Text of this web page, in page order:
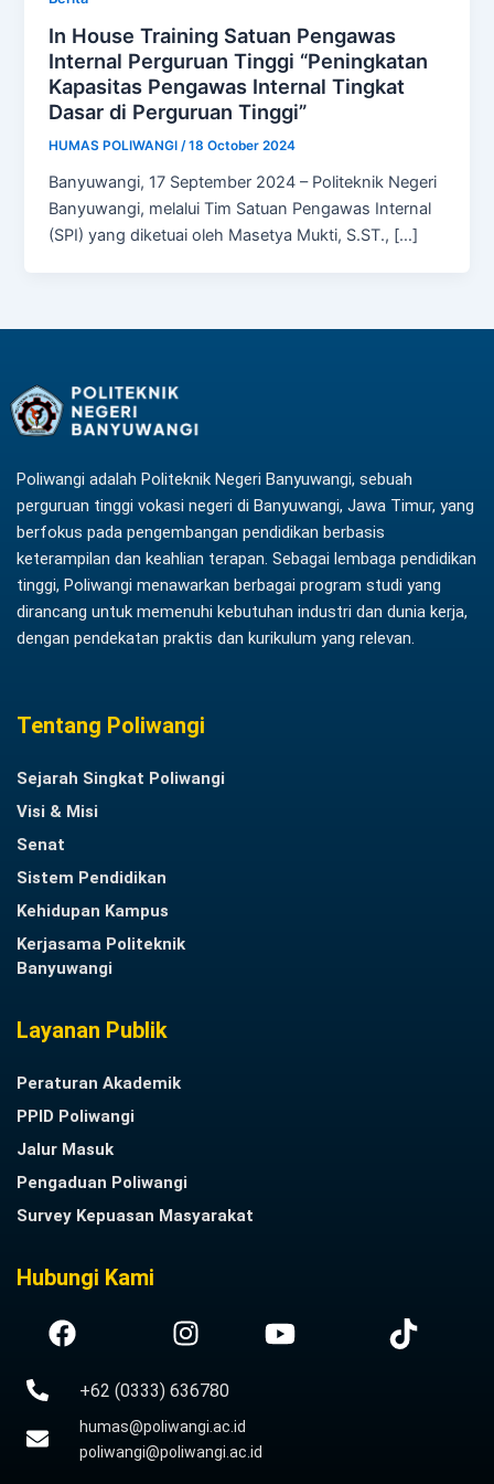
In House Training Satuan Pengawas
Internal Perguruan Tinggi “Peningkatan
Kapasitas Pengawas Internal Tingkat
Dasar di Perguruan Tinggi”
HUMAS POLIWANGI/18 October 2024
Banyuwangi, 17 September 2024 – Politeknik Negeri
Banyuwangi, melalui Tim Satuan Pengawas Internal
(SPI) yang diketuai oleh Masetya Mukti, S.ST., […]
Poliwangi adalah Politeknik Negeri Banyuwangi, sebuah
perguruan tinggi vokasi negeri di Banyuwangi, Jawa Timur, yang
berfokus pada pengembangan pendidikan berbasis
keterampilan dan keahlian terapan. Sebagai lembaga pendidikan
tinggi, Poliwangi menawarkan berbagai program studi yang
dirancang untuk memenuhi kebutuhan industri dan dunia kerja,
dengan pendekatan praktis dan kurikulum yang relevan.
Tentang Poliwangi
Sejarah Singkat Poliwangi
Visi & Misi
Senat
Sistem Pendidikan
Kehidupan Kampus
Kerjasama Politeknik
Banyuwangi
Layanan Publik
Peraturan Akademik
PPID Poliwangi
Jalur Masuk
Pengaduan Poliwangi
Survey Kepuasan Masyarakat
Hubungi Kami
+62 (0333) 636780
humas@poliwangi.ac.id
poliwangi@poliwangi.ac.id